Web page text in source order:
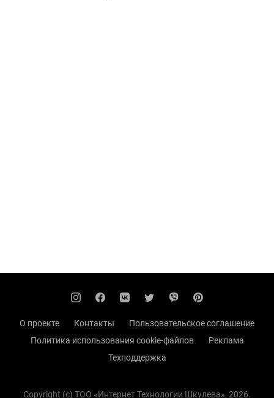
О проекте Контакты
Пользовательское соглашение
Политика использования cookie-файлов
Реклама
Техподдержка
Copyright (с) TOO «Интернет Технологии Шкулева», 2026.